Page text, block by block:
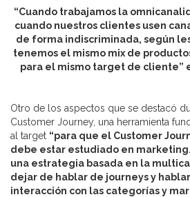
“Cuando trabajamos la
cuando nuestros clientes usen
de forma indiscriminada, según
tenemos el mismo mix de
para el mismo target de cliente”
Otro de los aspectos que se destacó
Customer Journey, una herramienta
al target “para que el Customer
debe estar estudiado en
una estrategia basada en la
dejar de hablar de journeys y
interacción con las categorías y